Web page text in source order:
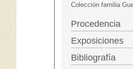
Colección familia
Procedencia
Exposiciones
Bibliografía